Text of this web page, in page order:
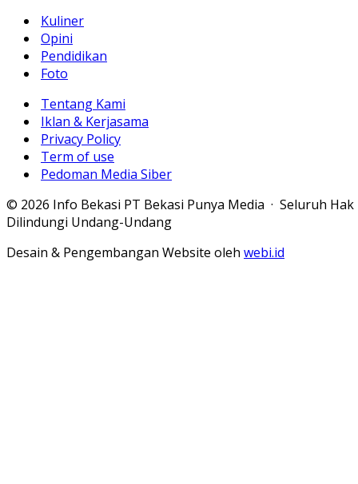
Kuliner
Opini
Pendidikan
Foto
Tentang Kami
Iklan & Kerjasama
Privacy Policy
Term of use
Pedoman Media Siber
© 2026 Info Bekasi PT Bekasi Punya Media · Seluruh Hak
Dilindungi Undang-Undang
Desain & Pengembangan Website oleh webi.id